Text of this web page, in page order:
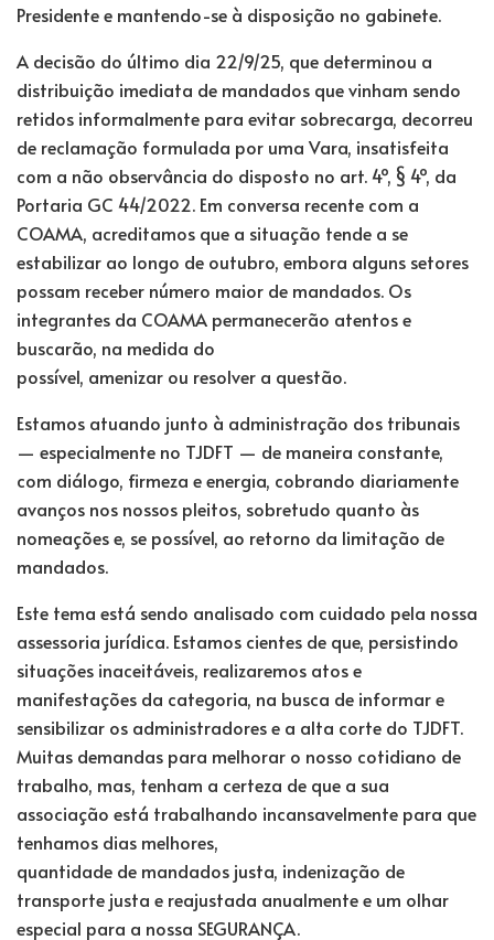
Presidente e mantendo-se à disposição no gabinete.
A decisão do último dia 22/9/25, que determinou a
distribuição imediata de mandados que vinham sendo
retidos informalmente para evitar sobrecarga, decorreu
de reclamação formulada por uma Vara, insatisfeita
com a não observância do disposto no art. 4º, § 4º, da
Portaria GC 44/2022. Em conversa recente com a
COAMA, acreditamos que a situação tende a se
estabilizar ao longo de outubro, embora alguns setores
possam receber número maior de mandados. Os
integrantes da COAMA permanecerão atentos e
buscarão, na medida do
possível, amenizar ou resolver a questão.
Estamos atuando junto à administração dos tribunais
— especialmente no TJDFT — de maneira constante,
com diálogo, firmeza e energia, cobrando diariamente
avanços nos nossos pleitos, sobretudo quanto às
nomeações e, se possível, ao retorno da limitação de
mandados.
Este tema está sendo analisado com cuidado pela nossa
assessoria jurídica. Estamos cientes de que, persistindo
situações inaceitáveis, realizaremos atos e
manifestações da categoria, na busca de informar e
sensibilizar os administradores e a alta corte do TJDFT.
Muitas demandas para melhorar o nosso cotidiano de
trabalho, mas, tenham a certeza de que a sua
associação está trabalhando incansavelmente para que
tenhamos dias melhores,
quantidade de mandados justa, indenização de
transporte justa e reajustada anualmente e um olhar
especial para a nossa SEGURANÇA.